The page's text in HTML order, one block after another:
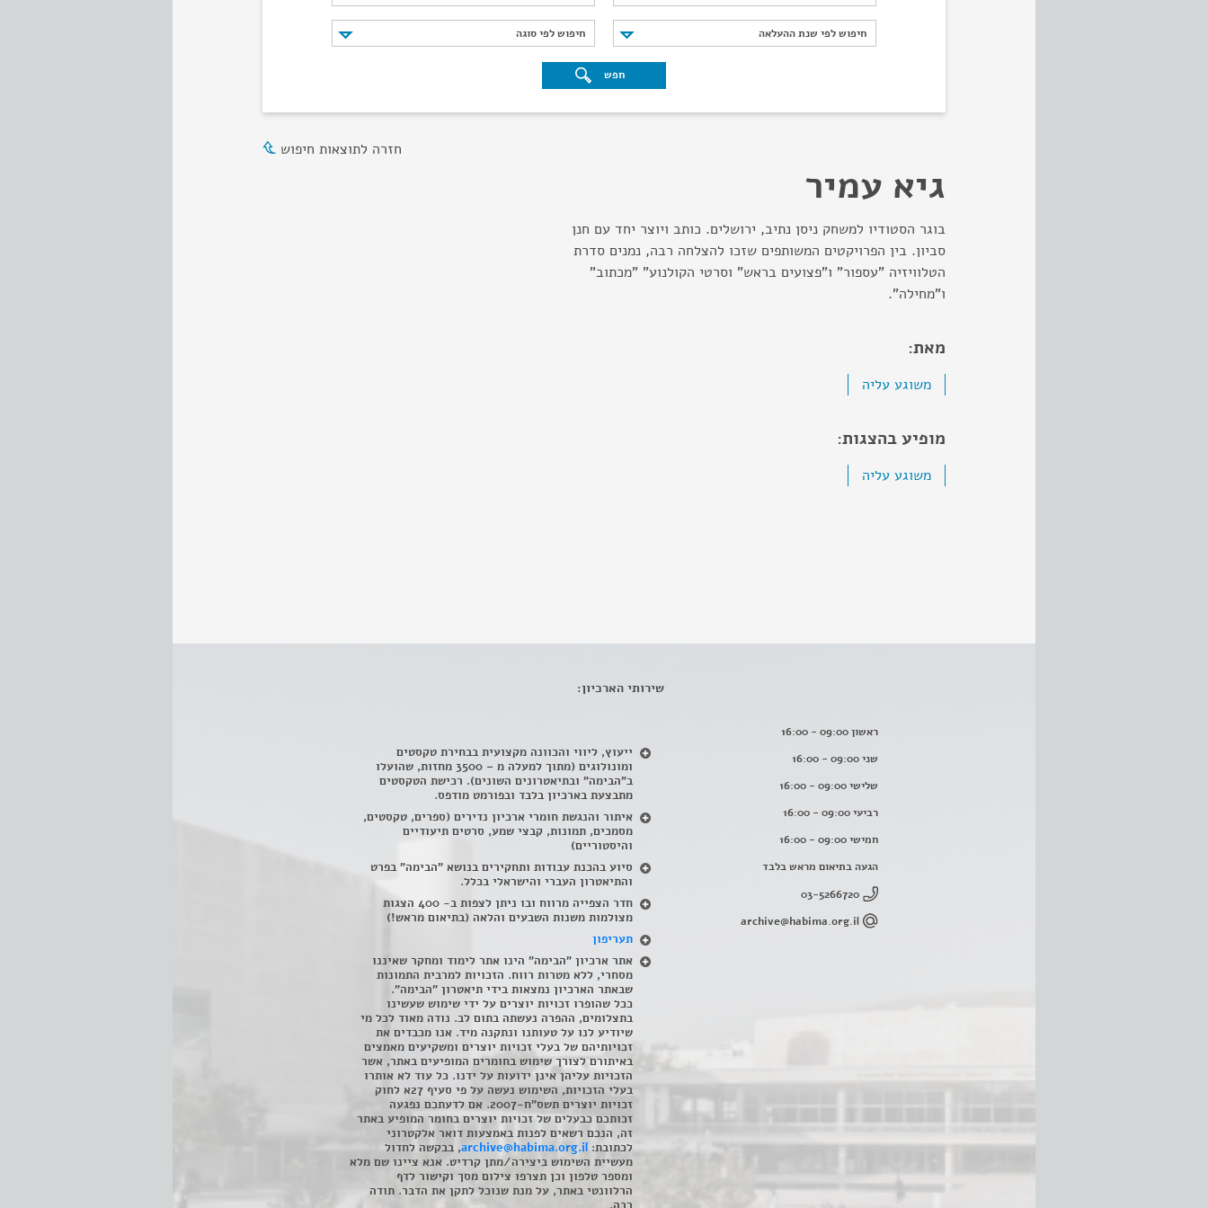
חיפוש לפי שנת ההעלאה
חיפוש לפי שנת ההעלאה חיפוש לפי סוגה
חיפוש לפי סוגה
חפש
חזרה לתוצאות חיפוש
גיא עמיר
בוגר הסטודיו למשחק ניסן נתיב, ירושלים. כותב ויוצר יחד עם חנן
סביון. בין הפרויקטים המשותפים שזכו להצלחה רבה, נמנים סדרת
הטלוויזיה "עספור" ו"פצועים בראש" וסרטי הקולנוע" "מכתוב"
ו"מחילה".
מאת:
משוגע עליה
מופיע בהצגות:
משוגע עליה
ראשון 09:00 - 16:00
שני 09:00 - 16:00
שלישי 09:00 - 16:00
רביעי 09:00 - 16:00
חמישי 09:00 - 16:00
הגעה בתיאום מראש בלבד
03-5266720
archive@habima.org.il
שירותי הארכיון:
ייעוץ, ליווי והכוונה מקצועית בבחירת טקסטים
ומונולוגים (מתוך למעלה מ – 3500 מחזות, שהועלו
ב"הבימה" ובתיאטרונים השונים). רכישת הטקסטים
מתבצעת בארכיון בלבד ובפורמט מודפס.
איתור והנגשת חומרי ארכיון נדירים (ספרים, טקסטים,
מסמכים, תמונות, קבצי שמע, סרטים תיעודיים
והיסטוריים)
סיוע בהכנת עבודות ותחקירים בנושא "הבימה" בפרט
והתיאטרון העברי והישראלי בכלל.
חדר הצפייה מרווח ובו ניתן לצפות ב- 400 הצגות
מצולמות משנות השבעים והלאה (בתיאום מראש!)
תעריפון
אתר ארכיון "הבימה" הינו אתר לימוד ומחקר שאיננו
מסחרי, ללא מטרות רווח. הזכויות למרבית התמונות
שבאתר הארכיון נמצאות בידי תיאטרון "הבימה".
ככל שהופרו זכויות יוצרים על ידי שימוש שעשינו
בתצלומים, ההפרה נעשתה בתום לב. נודה מאוד לכל מי
שיודיע לנו על טעותנו ונתקנה מיד. אנו מכבדים את
זכויותיהם של בעלי זכויות יוצרים ומשקיעים מאמצים
באיתורם לצורך שימוש בחומרים המופיעים באתר, אשר
הזכויות עליהן אינן ידועות על ידנו. כל עוד לא אותרו
בעלי הזכויות, השימוש נעשה על פי סעיף 27א לחוק
זכויות יוצרים תשס"ח-2007. אם לדעתכם נפגעה
זכותכם כבעלים של זכויות יוצרים בחומר המופיע באתר
זה, הנכם רשאים לפנות באמצעות דואר אלקטרוני
לכתובת: archive@habima.org.il, בבקשה לחדול
מעשיית השימוש ביצירה/מתן קרדיט. אנא ציינו שם מלא
ומספר טלפון וכן תצרפו צילום מסך וקישור לדף
הרלוונטי באתר, על מנת שנוכל לתקן את הדבר. תודה